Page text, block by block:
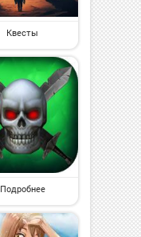
Квесты
Подробнее